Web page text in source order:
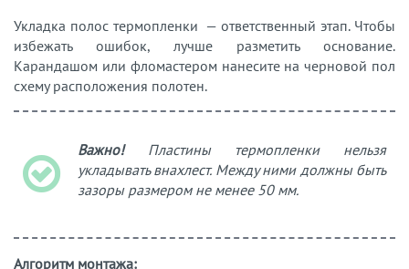
Укладка полос термопленки — ответственный этап. Чтобы
избежать ошибок, лучше разметить основание.
Карандашом или фломастером нанесите на черновой пол
схему расположения полотен.
Важно!Пластины термопленки нельзя
укладывать внахлест. Между ними должны быть
зазоры размером не менее 50 мм.
Алгоритм монтажа: